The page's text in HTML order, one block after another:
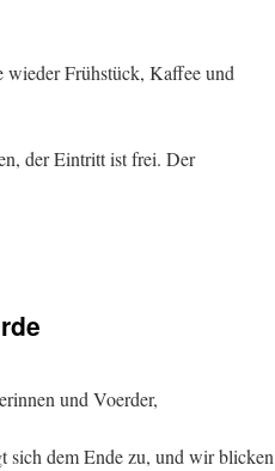
wieder Frühstück, Kaffee und
der Eintritt ist frei. Der
und Voerder,
sich dem Ende zu, und wir blicken